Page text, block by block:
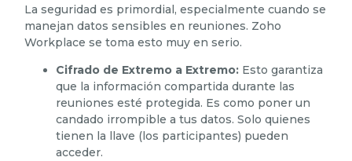
La seguridad es primordial, especialmente cuando se
manejan datos sensibles en reuniones. Zoho
Workplace se toma esto muy en serio.
Cifrado de Extremo a Extremo: Esto garantiza
que la información compartida durante las
reuniones esté protegida. Es como poner un
candado irrompible a tus datos. Solo quienes
tienen la llave (los participantes) pueden
acceder.